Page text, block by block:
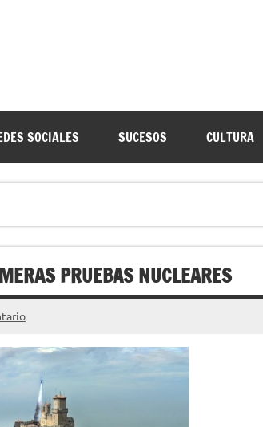
SOCIALES SUCESOS CULTURA
PRUEBAS NUCLEARES